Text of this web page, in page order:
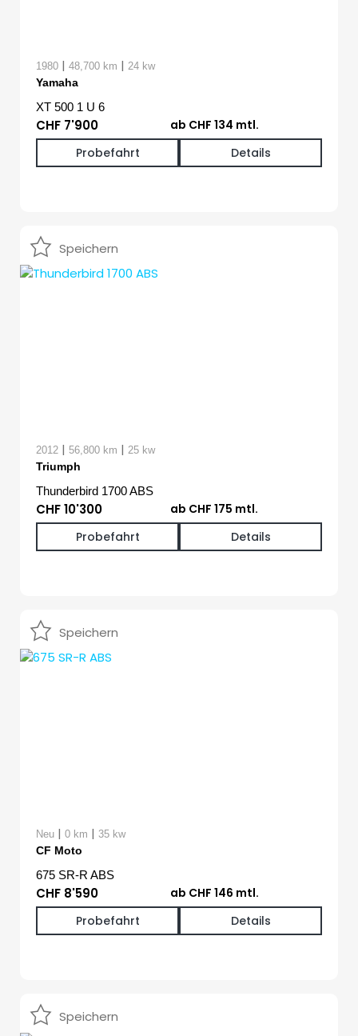
1980 | 48,700 km | 24 kw
Yamaha
XT 500 1 U 6
CHF 7'900
ab CHF 134 mtl.
Probefahrt
Details
Speichern
2012 | 56,800 km | 25 kw
Triumph
Thunderbird 1700 ABS
CHF 10'300
ab CHF 175 mtl.
Probefahrt
Details
Speichern
Neu | 0 km | 35 kw
CF Moto
675 SR-R ABS
CHF 8'590
ab CHF 146 mtl.
Probefahrt
Details
Speichern